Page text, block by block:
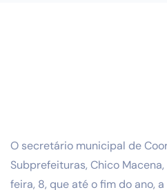
O secretário municipal de
Subprefeituras, Chico
feira, 8, que até o fim do ano,